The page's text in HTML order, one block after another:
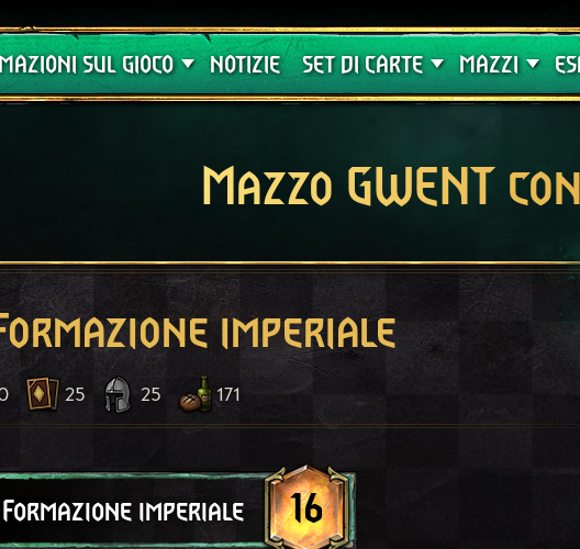
SUL GIOCO NOTIZIE SET DI CARTE
Crimson Curse
MAZZI
Guide
Mazzo GWENT
imperiale
25 25 171
Formazione imperiale 16